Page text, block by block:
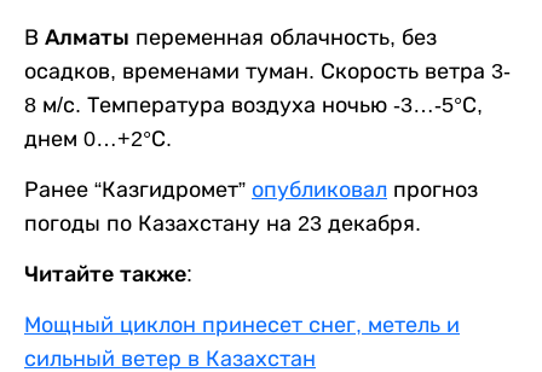
В Алматы переменная облачность, без
осадков, временами туман. Скорость ветра 3-
8 м/с. Температура воздуха ночью -3…-5°С,
днем 0…+2°С.
Ранее “Казгидромет” опубликовал прогноз
погоды по Казахстану на 23 декабря.
Читайте также:
Мощный циклон принесет снег, метель и
сильный ветер в Казахстан